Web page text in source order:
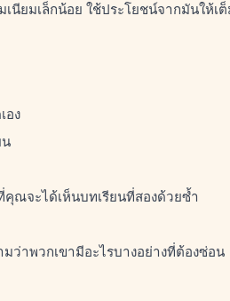
นียมเล็กน้อย ใช้ประโยชน์จากมันให้เ
อง
ณจะได้เห็นบทเรียนที่สองด้วยซ้ำ
ว่าพวกเขามีอะไรบางอย่างที่ต้องซ่อน